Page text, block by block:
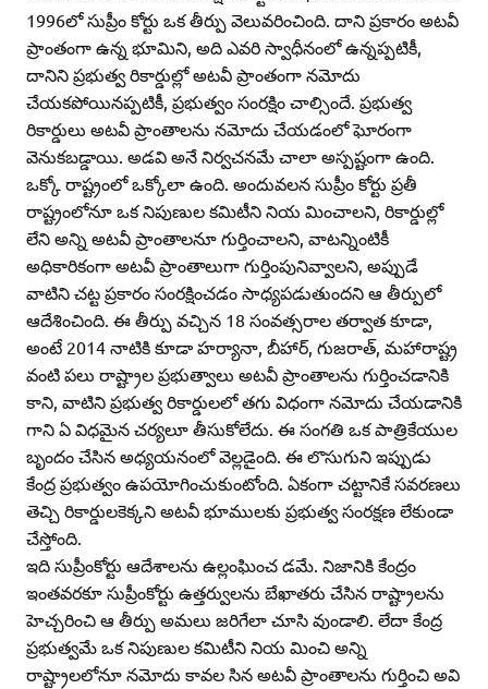
1996లో సుప్రీం కోర్టు ఒక తీర్పు వెలువరించింది. దాని ప్రకారం అటవీ
ప్రాంతంగా ఉన్న భూమిని, అది ఎవరి స్వాధీనంలో ఉన్నప్పటికీ,
దానిని ప్రభుత్వ రికార్డుల్లో అటవీ ప్రాంతంగా నమోదు
చేయకపోయినప్పటికీ, ప్రభుత్వం సంరక్షిం చాల్సిందే. ప్రభుత్వ
రికార్డులు అటవీ ప్రాంతాలను నమోదు చేయడంలో ఘోరంగా
వెనుకబడ్డాయి. అడవి అనే నిర్వచనమే చాలా అస్పష్టంగా ఉంది.
ఒక్కో రాష్ట్రంలో ఒక్కోలా ఉంది. అందువలన సుప్రీం కోర్టు ప్రతీ
రాష్ట్రంలోనూ ఒక నిపుణుల కమిటీని నియ మించాలని, రికార్డుల్లో
లేని అన్ని అటవీ ప్రాంతాలనూ గుర్తించాలని, వాటన్నింటికీ
అధికారికంగా అటవీ ప్రాంతాలుగా గుర్తింపునివ్వాలని, అప్పుడే
వాటిని చట్ట ప్రకారం సంరక్షించడం సాధ్యపడుతుందని ఆ తీర్పులో
ఆదేశించింది. ఈ తీర్పు వచ్చిన 18 సంవత్సరాల తర్వాత కూడా,
అంటే 2014 నాటికి కూడా హర్యానా, బీహార్‌, గుజరాత్‌, మహారాష్ట్ర
వంటి పలు రాష్ట్రాల ప్రభుత్వాలు అటవీ ప్రాంతాలను గుర్తించడానికి
కాని, వాటిని ప్రభుత్వ రికార్డులలో తగు విధంగా నమోదు చేయడానికి
గాని ఏ విధమైన చర్యలూ తీసుకోలేదు. ఈ సంగతి ఒక పాత్రికేయుల
బృందం చేసిన అధ్యయనంలో వెల్లడైంది. ఈ లొసుగుని ఇప్పుడు
కేంద్ర ప్రభుత్వం ఉపయోగించుకుంటోంది. ఏకంగా చట్టానికే సవరణలు
తెచ్చి రికార్డులకెక్కని అటవీ భూములకు ప్రభుత్వ సంరక్షణ లేకుండా
చేస్తోంది.
ఇది సుప్రీంకోర్టు ఆదేశాలను ఉల్లంఘించ డమే. నిజానికి కేంద్రం
ఇంతవరకూ సుప్రీంకోర్టు ఉత్తర్వులను బేఖాతరు చేసిన రాష్ట్రాలను
హెచ్చరించి ఆ తీర్పు అమలు జరిగేలా చూసి వుండాలి. లేదా కేంద్ర
ప్రభుత్వమే ఒక నిపుణుల కమిటీని నియ మించి అన్ని
రాష్ట్రాలలోనూ నమోదు కావల సిన అటవీ ప్రాంతాలను గుర్తించి అవి